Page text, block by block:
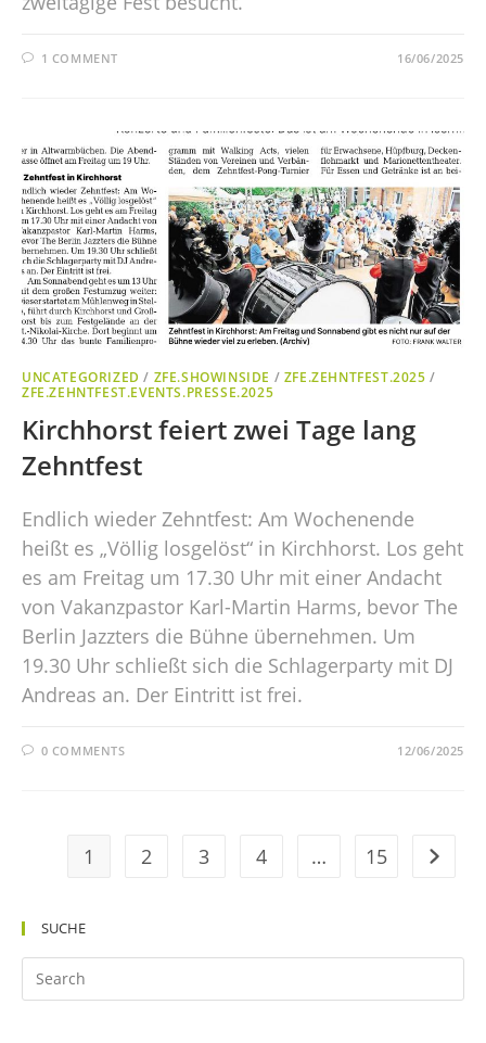
1 COMMENT 16/06/2025
UNCATEGORIZED / ZFE.SHOWINSIDE / ZFE.ZEHNTFEST.2025 /
ZFE.ZEHNTFEST.EVENTS.PRESSE.2025
Kirchhorst feiert zwei Tage lang
Zehntfest
Endlich wieder Zehntfest: Am Wochenende
heißt es „Völlig losgelöst“ in Kirchhorst. Los geht
es am Freitag um 17.30 Uhr mit einer Andacht
von Vakanzpastor Karl-Martin Harms, bevor The
Berlin Jazzters die Bühne übernehmen. Um
19.30 Uhr schließt sich die Schlagerparty mit DJ
Andreas an. Der Eintritt ist frei.
0 COMMENTS 12/06/2025
1 2 3 4 … 15
SUCHE